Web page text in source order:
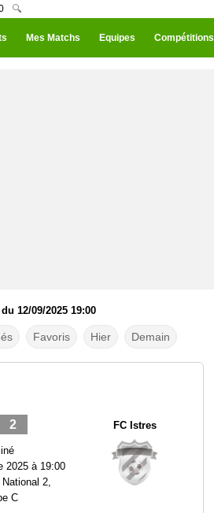
🔍
Mes Matchs Equipes Compétitions
12/09/2025 19:00
Favoris Hier Demain
2
2025 à 19:00
National 2,
C
FC Istres